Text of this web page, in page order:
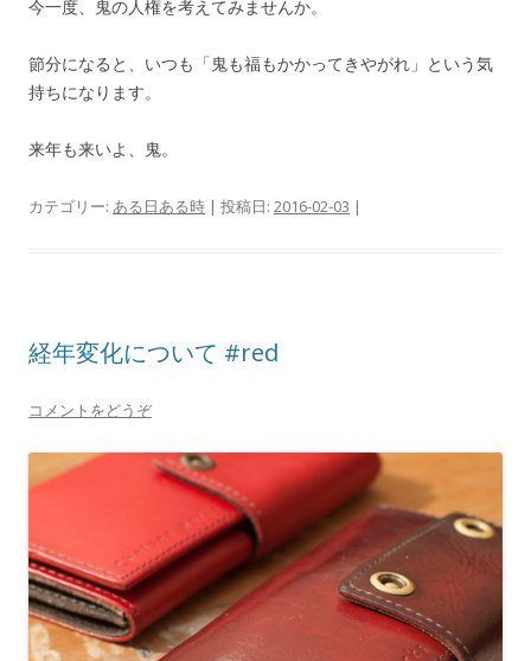
今一度、鬼の人権を考えてみませんか。
節分になると、いつも「鬼も福もかかってきやがれ」という気
持ちになります。
来年も来いよ、鬼。
カテゴリー: ある日ある時 | 投稿日: 2016-02-03 |
経年変化について #red
コメントをどうぞ